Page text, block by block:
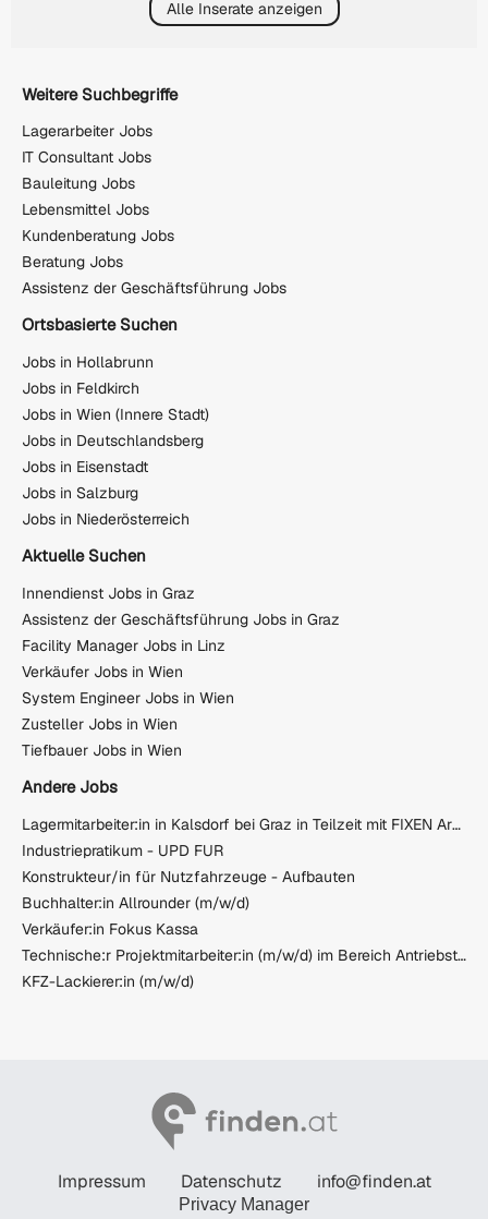
Alle Inserate anzeigen
Weitere Suchbegriffe
Lagerarbeiter Jobs
IT Consultant Jobs
Bauleitung Jobs
Lebensmittel Jobs
Kundenberatung Jobs
Beratung Jobs
Assistenz der Geschäftsführung Jobs
Ortsbasierte Suchen
Jobs in Hollabrunn
Jobs in Feldkirch
Jobs in Wien (Innere Stadt)
Jobs in Deutschlandsberg
Jobs in Eisenstadt
Jobs in Salzburg
Jobs in Niederösterreich
Aktuelle Suchen
Innendienst Jobs in Graz
Assistenz der Geschäftsführung Jobs in Graz
Facility Manager Jobs in Linz
Verkäufer Jobs in Wien
System Engineer Jobs in Wien
Zusteller Jobs in Wien
Tiefbauer Jobs in Wien
Andere Jobs
Lagermitarbeiter:in in Kalsdorf bei Graz in Teilzeit mit FIXEN Arbeitszeiten
Industriepratikum - UPD FUR
Konstrukteur/in für Nutzfahrzeuge - Aufbauten
Buchhalter:in Allrounder (m/w/d)
Verkäufer:in Fokus Kassa
Technische:r Projektmitarbeiter:in (m/w/d) im Bereich Antriebstechnik
KFZ-Lackierer:in (m/w/d)
Impressum Datenschutz info@finden.at
Privacy Manager